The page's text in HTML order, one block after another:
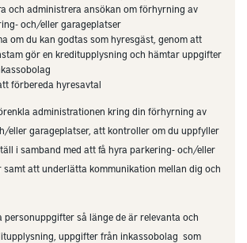
och administrera ansökan om förhyrning av
och/eller garageplatser
om du kan godtas som hyresgäst, genom att
gör en kreditupplysning och hämtar uppgifter
förbereda hyresavtal
administrationen kring din förhyrning av
eller garageplatser, att kontroller om du uppfyller
i samband med att få hyra parkering- och/eller
samt att underlätta kommunikation mellan dig och
personuppgifter så länge de är relevanta och
uppgifter från inkassobolag som